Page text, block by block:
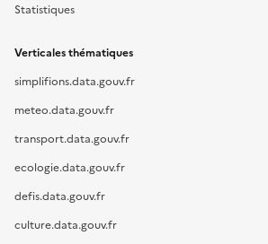
Statistiques
Verticales thématiques
simplifions.data.gouv.fr
meteo.data.gouv.fr
transport.data.gouv.fr
ecologie.data.gouv.fr
defis.data.gouv.fr
culture.data.gouv.fr